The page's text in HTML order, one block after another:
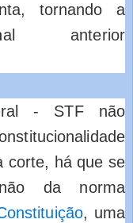
tornando a
anterior
- STF não
corte, há que se
da norma
, uma